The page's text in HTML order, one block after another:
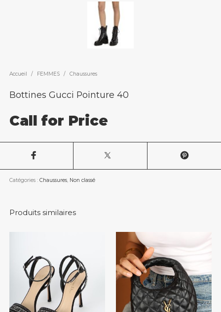
Accueil / FEMMES / Chaussures
Bottines Gucci Pointure 40
Call for Price
Catégories : Chaussures, Non classé
Produits similaires